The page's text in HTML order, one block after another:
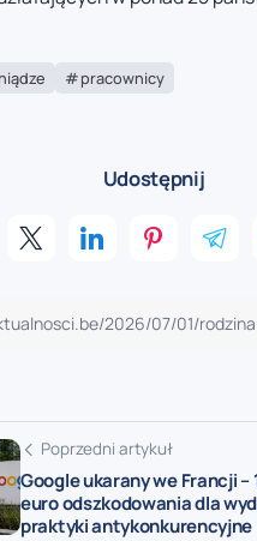
pracownicy
Udostępnij
Poprzedni artykuł
Google ukarany we Francji –
euro odszkodowania dla
praktyki antykonkurencyjne